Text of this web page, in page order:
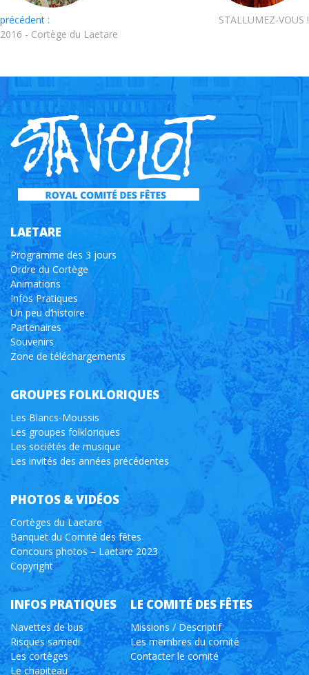
précédent :
2016 - Cortège du Laetare
STALLUMEZ-VOUS !
LAETARE
Programme des 3 jours
Ordre du Cortège
Animations
Infos Pratiques
Un peu d’histoire
Partenaires
Souvenirs
Zone de téléchargements
GROUPES FOLKLORIQUES
Les Blancs-Moussis
Les groupes folkloriques
Les sociétés de musique
Les invités des années précédentes
PHOTOS & VIDÉOS
Cortèges du Laetare
Banquet du Comité des fêtes
Concours photos – Laetare 2023
Copyright
INFOS PRATIQUES
Navettes de bus
Risques samedi
Les cortèges
Le chapiteau
LE COMITÉ DES FÊTES
Missions / Descriptif
Les membres du comité
Contacter le comité